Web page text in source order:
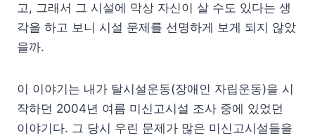
고, 그래서 그 시설에 막상 자신이 살 수도 있다는 생
각을 하고 보니 시설 문제를 선명하게 보게 되지 않았
을까.
이 이야기는 내가 탈시설운동(장애인 자립운동)을 시
작하던 2004년 여름 미신고시설 조사 중에 있었던
이야기다. 그 당시 우린 문제가 많은 미신고시설들을